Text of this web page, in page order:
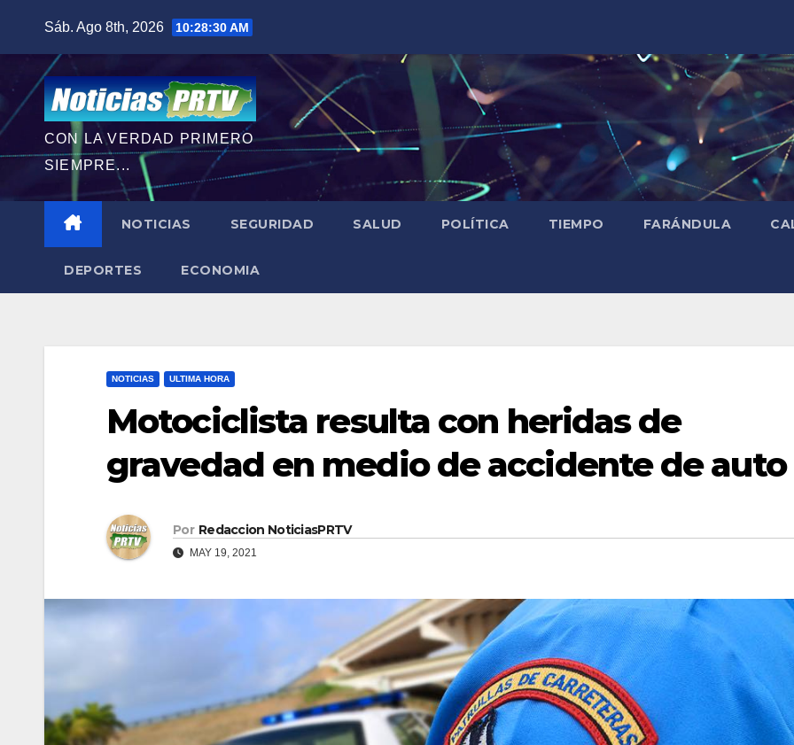
contenido
Sáb. Ago 8th, 2026 10:28:32 AM
CON LA VERDAD PRIMERO
SIEMPRE...
NOTICIAS SEGURIDAD SALUD POLÍTICA TIEMPO FARÁNDULA
DEPORTES ECONOMIA
NOTICIAS ULTIMA HORA
Motociclista resulta con heridas de
gravedad en medio de accidente de auto
Por Redaccion NoticiasPRTV
MAY 19, 2021